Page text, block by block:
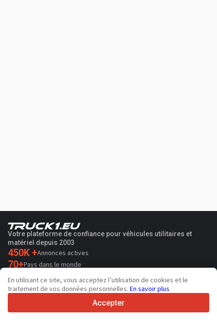
Votre plateforme de confiance pour véhicules utilitaires et
matériel depuis 2003
450K +Annonces actives
70+Pays dans le monde
36 Langues prises en charge
4.7/5
En utilisant ce site, vous acceptez l’utilisation de cookies et le
traitement de vos données personnelles. En savoir plus
Accepter